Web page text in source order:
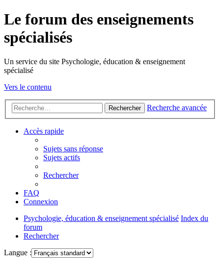
Le forum des enseignements
spécialisés
Un service du site Psychologie, éducation & enseignement
spécialisé
Vers le contenu
Rechercher Recherche avancée
Accès rapide
Sujets sans réponse
Sujets actifs
Rechercher
FAQ
Connexion
Psychologie, éducation & enseignement spécialisé Index du
forum
Rechercher
Langue :